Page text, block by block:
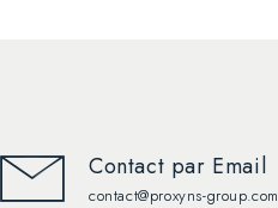
Contact par Email
contact@proxyns-group.com